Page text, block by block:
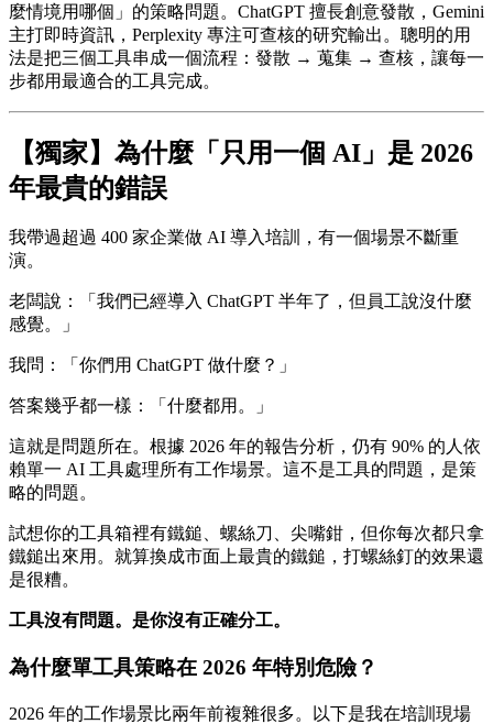
麼情境用哪個」的策略問題。ChatGPT 擅長創意發散，Gemini
主打即時資訊，Perplexity 專注可查核的研究輸出。聰明的用
法是把三個工具串成一個流程：發散 → 蒐集 → 查核，讓每一
步都用最適合的工具完成。
【獨家】為什麼「只用一個 AI」是 2026
年最貴的錯誤
我帶過超過 400 家企業做 AI 導入培訓，有一個場景不斷重
演。
老闆說：「我們已經導入 ChatGPT 半年了，但員工說沒什麼
感覺。」
我問：「你們用 ChatGPT 做什麼？」
答案幾乎都一樣：「什麼都用。」
這就是問題所在。根據 2026 年的報告分析，仍有 90% 的人依
賴單一 AI 工具處理所有工作場景。這不是工具的問題，是策
略的問題。
試想你的工具箱裡有鐵鎚、螺絲刀、尖嘴鉗，但你每次都只拿
鐵鎚出來用。就算換成市面上最貴的鐵鎚，打螺絲釘的效果還
是很糟。
工具沒有問題。是你沒有正確分工。
為什麼單工具策略在 2026 年特別危險？
2026 年的工作場景比兩年前複雜很多。以下是我在培訓現場